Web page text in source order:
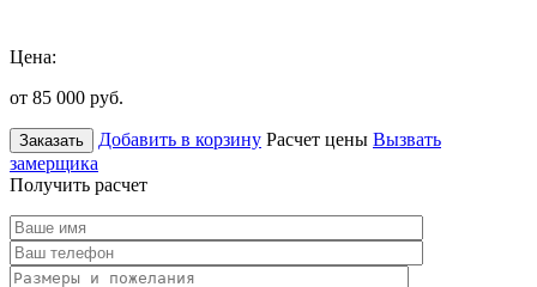
Цена:
от 85 000 руб.
Заказать Добавить в корзину Расчет цены Вызвать
замерщика
Получить расчет